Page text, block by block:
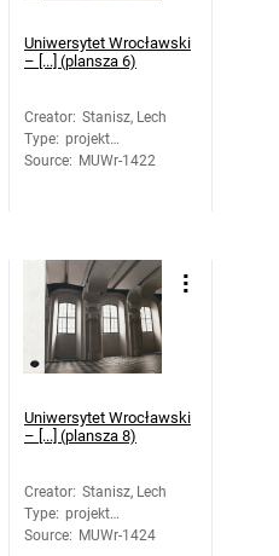
Uniwersytet Wrocławski
– [...] (plansza 6)
Creator: Stanisz, Lech
Type: projekt
architektoniczny
Source: MUWr-1422
Uniwersytet Wrocławski
– [...] (plansza 8)
Creator: Stanisz, Lech
Type: projekt
architektoniczny
Source: MUWr-1424